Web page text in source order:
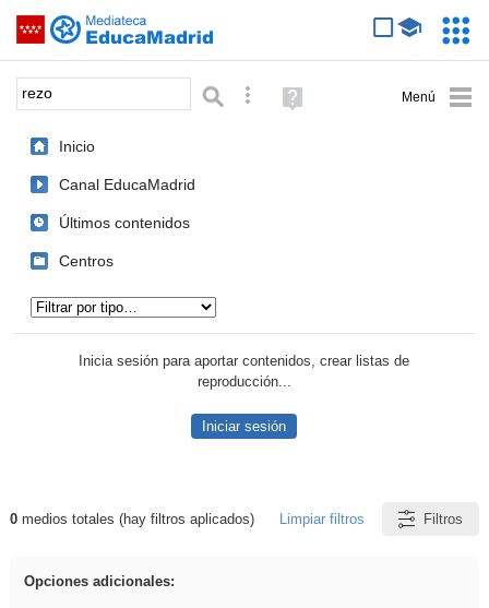
Saltar navegación
Palabra o frase: Búsqueda avanzada
Ayuda
(en
Inicio
Canal EducaMadrid
Últimos contenidos
Centros
Inicia sesión para aportar contenidos, crear listas de
reproducción...
Iniciar sesión
Resultados de: rezo
0medios totales (hay filtros aplicados) Limpiar filtros Filtros
Opciones adicionales: